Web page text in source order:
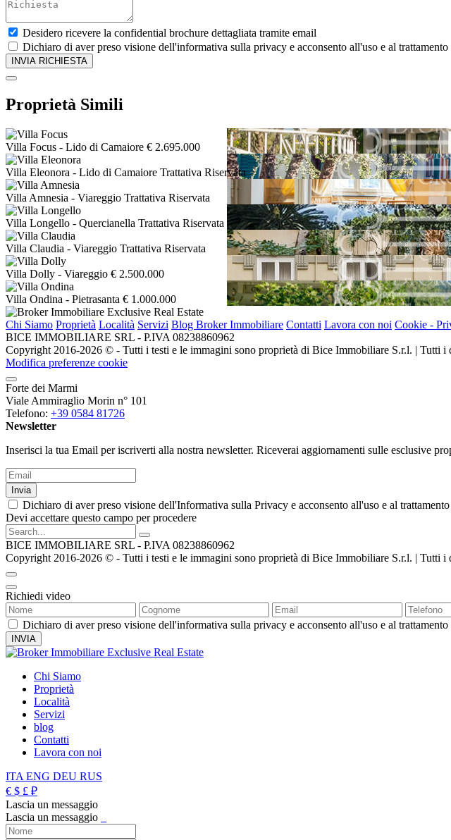
Desidero ricevere la confidential brochure dettagliata tramite email
Dichiaro di aver preso visione dell'informativa sulla privacy e acconsento all'uso e al trattamento
Proprietà Simili
Villa Focus - Lido di Camaiore € 2.695.000
Villa Eleonora - Lido di Camaiore Trattativa Riservata
Villa Amnesia - Viareggio Trattativa Riservata
Villa Longello - Quercianella Trattativa Riservata
Villa Claudia - Viareggio Trattativa Riservata
Villa Dolly - Viareggio € 2.500.000
Villa Ondina - Pietrasanta € 1.000.000
Chi Siamo Proprietà Località Servizi Blog Broker Immobiliare Contatti Lavora con noi Cookie -
BICE IMMOBILIARE SRL - P.IVA 08238860962
Copyright 2016-2026 ©️ - Tutti i testi e le immagini sono proprietà di Bice Immobiliare S.r.l. | Tutti i
Modifica preferenze cookie
Forte dei Marmi
Viale Ammiraglio Morin n° 101
Telefono: +39 0584 81726
Newsletter
Inserisci la tua Email per iscriverti alla nostra newsletter. Riceverai aggiornamenti sulle esclusive
Invia
Dichiaro di aver preso visione dell'Informativa sulla Privacy e acconsento all'uso e al
Devi accettare questo campo per procedere
BICE IMMOBILIARE SRL - P.IVA 08238860962
Copyright 2016-2026 ©️ - Tutti i testi e le immagini sono proprietà di Bice Immobiliare S.r.l. | Tutti i
Richiedi video
Dichiaro di aver preso visione dell'informativa sulla privacy e acconsento all'uso e al trattamento
Chi Siamo
Proprietà
Località
Servizi
blog
Contatti
Lavora con noi
ITA ENG DEU RUS
€ $ £ ₽
Lascia un messaggio
Lascia un messaggio